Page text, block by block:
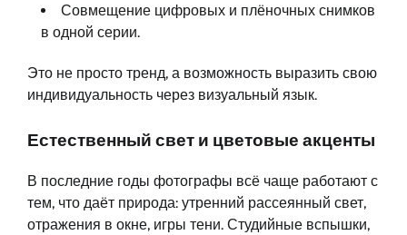
Совмещение цифровых и плёночных снимков
в одной серии.
Это не просто тренд, а возможность выразить свою
индивидуальность через визуальный язык.
Естественный свет и цветовые акценты
В последние годы фотографы всё чаще работают с
тем, что даёт природа: утренний рассеянный свет,
отражения в окне, игры тени. Студийные вспышки,